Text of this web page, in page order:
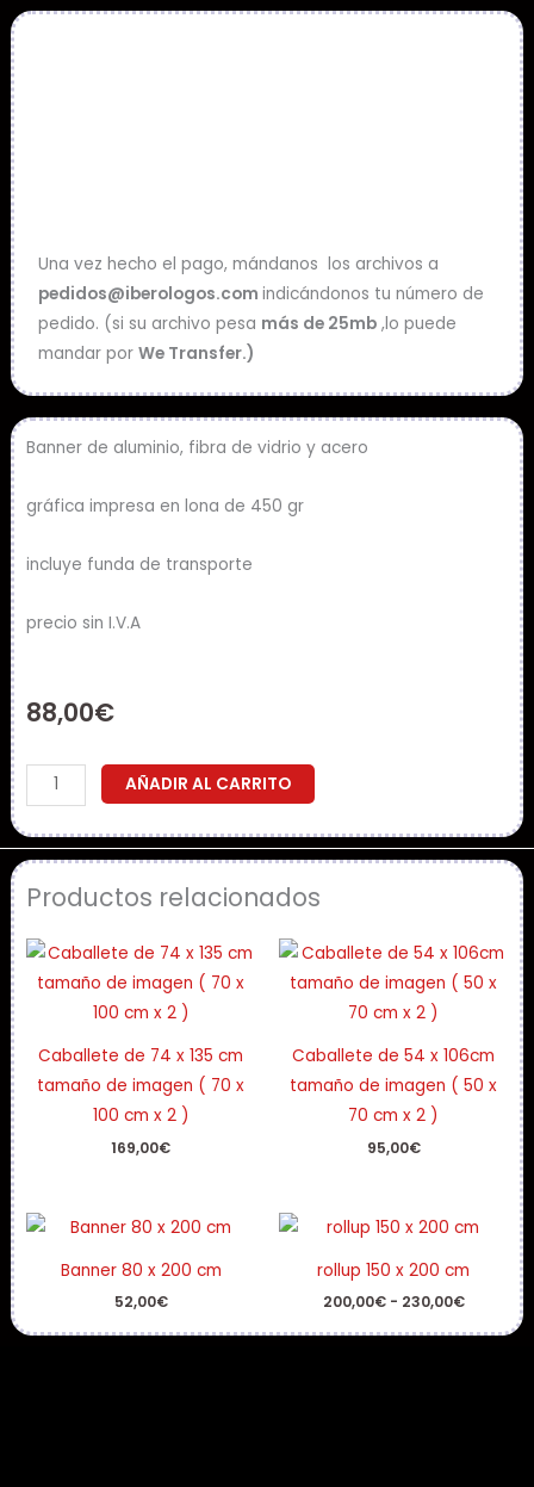
Una vez hecho el pago, mándanos los archivos a
pedidos@iberologos.com indicándonos tu número de
pedido. (si su archivo pesa más de 25mb ,lo puede
mandar por We Transfer.)
Banner de aluminio, fibra de vidrio y acero
gráfica impresa en lona de 450 gr
incluye funda de transporte
precio sin I.V.A
88,00€
Banner
120
x
198
cm
AÑADIR AL CARRITO
Productos relacionados
Caballete de 74 x 135 cm
tamaño de imagen ( 70 x
100 cm x 2 )
169,00€
Caballete de 54 x 106cm
tamaño de imagen ( 50 x
70 cm x 2 )
95,00€
Banner 80 x 200 cm
52,00€
rollup 150 x 200 cm
200,00€ - 230,00€
Rango
de
precios:
desde
200,00€
230,00€